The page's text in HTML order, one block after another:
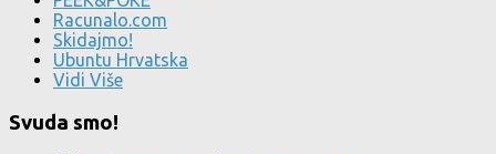
Racunalo.com
Skidajmo!
Ubuntu Hrvatska
Vidi Više
Svuda smo!